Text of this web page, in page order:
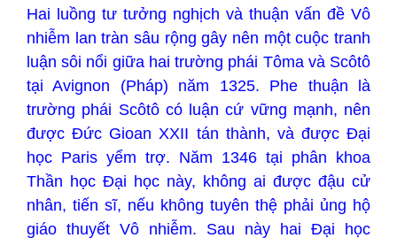
Hai luồng tư tưởng nghịch và thuận vấn đề Vô
nhiễm lan tràn sâu rộng gây nên một cuộc tranh
luận sôi nổi giữa hai trường phái Tôma và Scôtô
tại Avignon (Pháp) năm 1325. Phe thuận là
trường phái Scôtô có luận cứ vững mạnh, nên
được Đức Gioan XXII tán thành, và được Đại
học Paris yểm trợ. Năm 1346 tại phân khoa
Thần học Đại học này, không ai được đậu cử
nhân, tiến sĩ, nếu không tuyên thệ phải ủng hộ
giáo thuyết Vô nhiễm. Sau này hai Đại học